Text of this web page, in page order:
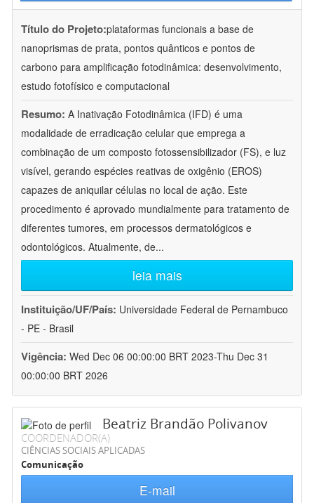
Título do Projeto:plataformas funcionais a base de
nanoprismas de prata, pontos quânticos e pontos de
carbono para amplificação fotodinâmica: desenvolvimento,
estudo fotofísico e computacional
Resumo: A Inativação Fotodinâmica (IFD) é uma
modalidade de erradicação celular que emprega a
combinação de um composto fotossensibilizador (FS), e luz
visível, gerando espécies reativas de oxigênio (EROS)
capazes de aniquilar células no local de ação. Este
procedimento é aprovado mundialmente para tratamento de
diferentes tumores, em processos dermatológicos e
odontológicos. Atualmente, de...
leia mais
Instituição/UF/País: Universidade Federal de Pernambuco
- PE - Brasil
Vigência: Wed Dec 06 00:00:00 BRT 2023-Thu Dec 31
00:00:00 BRT 2026
Beatriz Brandão Polivanov
COORDENADOR(A)
CIÊNCIAS SOCIAIS APLICADAS
Comunicação
E-mail